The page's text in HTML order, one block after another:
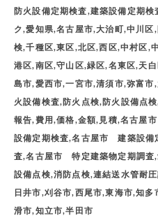
防火設備定期検査,建築設備定期
ク,愛知県,名古屋市,大治町,中川
検,千種区,東区,北区,西区,中村区,
港区,南区,守山区,緑区,名東区,天
島市,愛西市,一宮市,清須市,弥富
火設備検査,防火点検,防火設備点
報告,費用,価格,金額,見積,名古屋
設備定期検査,名古屋市 建築設
査,名古屋市 特定建築物定期調査
設備点検,消防点検,連結送水管耐
日井市,刈谷市,西尾市,東海市,知
滑市,知立市,半田市